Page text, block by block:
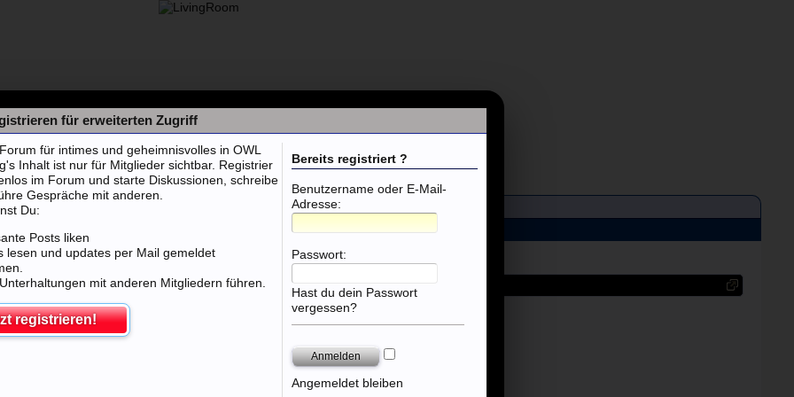
Rheine, Ahlen, Bocholt, Ibbenbüren
für erweiterten Zugriff
Bereits registriert ?
Benutzername oder E-Mail-
Adresse:
Passwort:
Hast du dein Passwort
vergessen?
Angemeldet bleiben
für intimes und geheimnisvolles in OWL
Inhalt ist nur für Mitglieder sichtbar. Registrier
im Forum und starte Diskussionen, schreibe
Gespräche mit anderen.
Du:
Posts liken
lesen und updates per Mail gemeldet
mit anderen Mitgliedern führen.
registrieren!